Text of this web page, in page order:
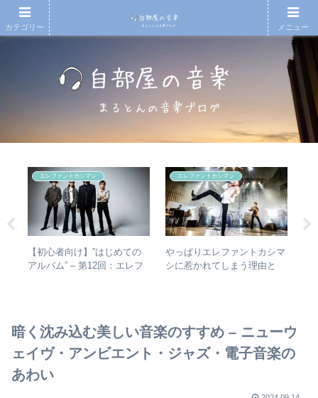
エレファントカシマシ
【初心者向け】”はじめての
アルバム” – 第12回：エレフ
エレファントカシマシ
やっぱりエレファントカシマ
シに惹かれてしまう理由と
暗く沈み込む美しい音楽のすすめ – ニューウ
ェイヴ・アンビエント・ジャズ・電子音楽の
あわい
カテゴリー メニュー